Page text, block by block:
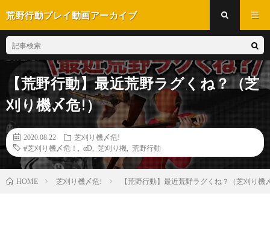
荒野行動プレイ動画アーカイブ
【荒野行動】最近荒野ラグくね？（芝
刈り機〆危!）
2020.08.22
芝刈り機〆危!
#芝刈り機〆危！
αD 芝刈り機 荒野行動
HOME 芝刈り機〆危! 【荒野行動】最近荒野ラグくね？（芝刈り機